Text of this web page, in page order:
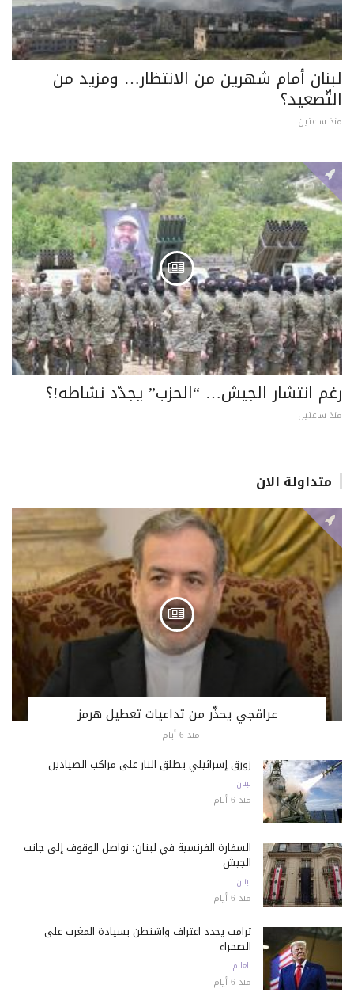
لبنان أمام شهرين من الانتظار… ومزيد من
التّصعيد؟
منذ ساعتين
رغم انتشار الجيش… “الحزب” يجدّد نشاطه!؟
منذ ساعتين
متداولة الان
عراقجي يحذّر من تداعيات تعطيل هرمز
منذ 6 أيام
زورق إسرائيلي يطلق النار على مراكب الصيادين
لبنان
منذ 6 أيام
السفارة الفرنسية في لبنان: نواصل الوقوف إلى جانب
الجيش
لبنان
منذ 6 أيام
ترامب يجدد اعتراف واشنطن بسيادة المغرب على
الصحراء
العالم
منذ 6 أيام